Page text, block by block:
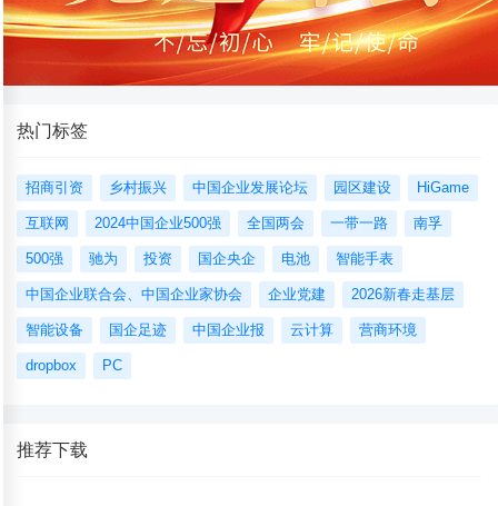
热门标签
招商引资 乡村振兴 中国企业发展论坛 园区建设 HiGame
互联网 2024中国企业500强 全国两会 一带一路 南孚
500强 驰为 投资 国企央企 电池 智能手表
中国企业联合会、中国企业家协会 企业党建 2026新春走基层
智能设备 国企足迹 中国企业报 云计算 营商环境
dropbox PC
推荐下载